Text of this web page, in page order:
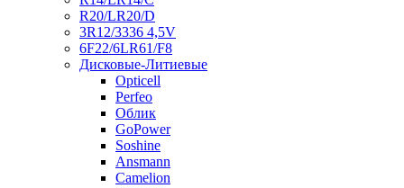
R20/LR20/D
3R12/3336 4,5V
6F22/6LR61/F8
Дисковые-Литиевые
Opticell
Perfeo
Облик
GoPower
Soshine
Ansmann
Camelion